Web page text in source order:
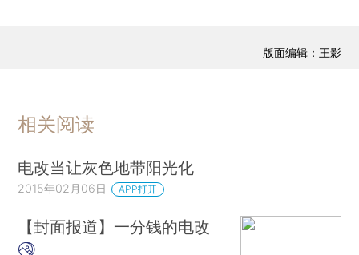
版面编辑：王影
相关阅读
电改当让灰色地带阳光化
2015年02月06日 APP打开
【封面报道】一分钱的电改